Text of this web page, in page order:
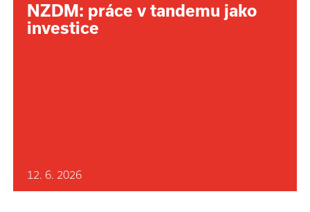
NZDM: práce v tandemu jako
investice
12. 6. 2026